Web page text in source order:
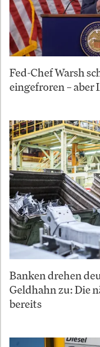
Fed-Chef Warsh
eingefroren –
Banken drehen
Geldhahn zu: Die
bereits